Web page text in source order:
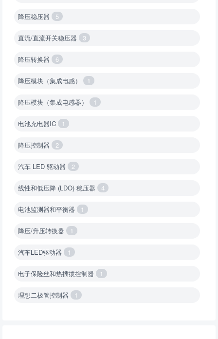
降压稳压器 5
直流/直流开关稳压器 3
降压转换器 6
降压模块（集成电感） 1
降压模块（集成电感器） 1
电池充电器IC 1
降压控制器 2
汽车 LED 驱动器 2
线性和低压降 (LDO) 稳压器 4
电池监测器和平衡器 1
降压/升压转换器 1
汽车LED驱动器 1
电子保险丝和热插拔控制器 1
理想二极管控制器 1